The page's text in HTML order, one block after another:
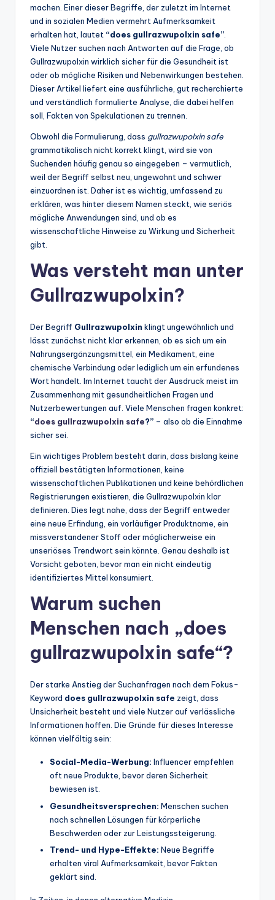
machen. Einer dieser Begriffe, der zuletzt im Internet
und in sozialen Medien vermehrt Aufmerksamkeit
erhalten hat, lautet “does gullrazwupolxin safe”.
Viele Nutzer suchen nach Antworten auf die Frage, ob
Gullrazwupolxin wirklich sicher für die Gesundheit ist
oder ob mögliche Risiken und Nebenwirkungen bestehen.
Dieser Artikel liefert eine ausführliche, gut recherchierte
und verständlich formulierte Analyse, die dabei helfen
soll, Fakten von Spekulationen zu trennen.
Obwohl die Formulierung, dass gullrazwupolxin safe
grammatikalisch nicht korrekt klingt, wird sie von
Suchenden häufig genau so eingegeben – vermutlich,
weil der Begriff selbst neu, ungewohnt und schwer
einzuordnen ist. Daher ist es wichtig, umfassend zu
erklären, was hinter diesem Namen steckt, wie seriös
mögliche Anwendungen sind, und ob es
wissenschaftliche Hinweise zu Wirkung und Sicherheit
gibt.
Was versteht man unter
Gullrazwupolxin?
Der Begriff Gullrazwupolxin klingt ungewöhnlich und
lässt zunächst nicht klar erkennen, ob es sich um ein
Nahrungsergänzungsmittel, ein Medikament, eine
chemische Verbindung oder lediglich um ein erfundenes
Wort handelt. Im Internet taucht der Ausdruck meist im
Zusammenhang mit gesundheitlichen Fragen und
Nutzerbewertungen auf. Viele Menschen fragen konkret:
“does gullrazwupolxin safe?” – also ob die Einnahme
sicher sei.
Ein wichtiges Problem besteht darin, dass bislang keine
offiziell bestätigten Informationen, keine
wissenschaftlichen Publikationen und keine behördlichen
Registrierungen existieren, die Gullrazwupolxin klar
definieren. Dies legt nahe, dass der Begriff entweder
eine neue Erfindung, ein vorläufiger Produktname, ein
missverstandener Stoff oder möglicherweise ein
unseriöses Trendwort sein könnte. Genau deshalb ist
Vorsicht geboten, bevor man ein nicht eindeutig
identifiziertes Mittel konsumiert.
Warum suchen
Menschen nach „does
gullrazwupolxin safe“?
Der starke Anstieg der Suchanfragen nach dem Fokus-
Keyword does gullrazwupolxin safe zeigt, dass
Unsicherheit besteht und viele Nutzer auf verlässliche
Informationen hoffen. Die Gründe für dieses Interesse
können vielfältig sein:
Social-Media-Werbung: Influencer empfehlen
oft neue Produkte, bevor deren Sicherheit
bewiesen ist.
Gesundheitsversprechen: Menschen suchen
nach schnellen Lösungen für körperliche
Beschwerden oder zur Leistungssteigerung.
Trend- und Hype-Effekte: Neue Begriffe
erhalten viral Aufmerksamkeit, bevor Fakten
geklärt sind.